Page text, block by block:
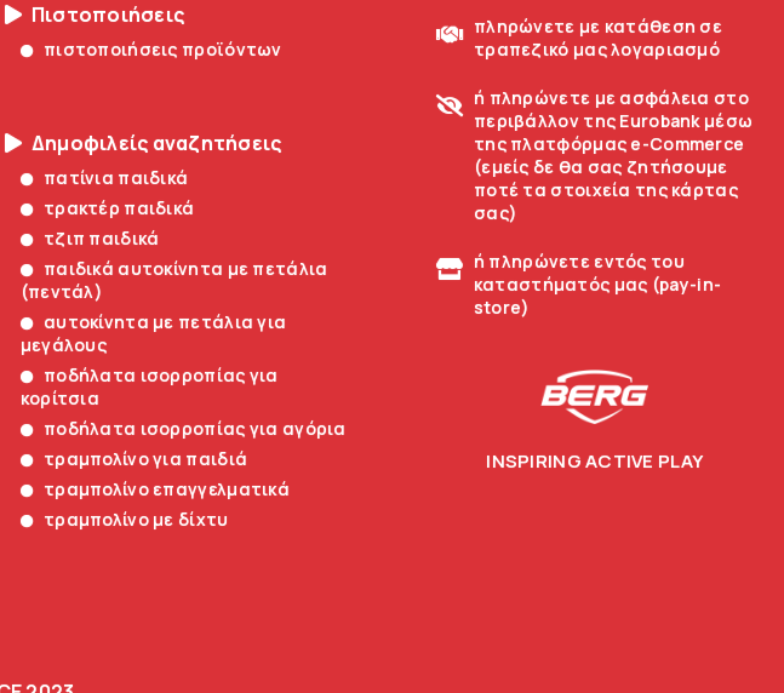
Πιστοποιήσεις
πιστοποιήσεις προϊόντων
Δημοφιλείς αναζητήσεις
πατίνια παιδικά
τρακτέρ παιδικά
τζιπ παιδικά
παιδικά αυτοκίνητα με πετάλια
(πεντάλ)
αυτοκίνητα με πετάλια για
μεγάλους
ποδήλατα ισορροπίας για
κορίτσια
ποδήλατα ισορροπίας για αγόρια
τραμπολίνο για παιδιά
τραμπολίνο επαγγελματικά
τραμπολίνο με δίχτυ
πληρώνετε με κατάθεση σε
τραπεζικό μας λογαριασμό
ή πληρώνετε με ασφάλεια στο
περιβάλλον της Eurobank μέσω
της πλατφόρμας e-Commerce
(εμείς δε θα σας ζητήσουμε
ποτέ τα στοιχεία της κάρτας
σας)
ή πληρώνετε εντός του
καταστήματός μας (pay-in-
store)
INSPIRING ACTIVE PLAY